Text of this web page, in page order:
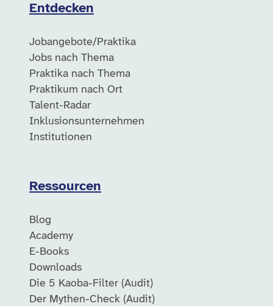
Entdecken
Jobangebote/Praktika
Jobs nach Thema
Praktika nach Thema
Praktikum nach Ort
Talent-Radar
Inklusionsunternehmen
Institutionen
Ressourcen
Blog
Academy
E-Books
Downloads
Die 5 Kaoba-Filter (Audit)
Der Mythen-Check (Audit)